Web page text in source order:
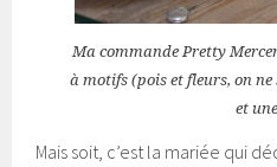
Ma commande Pretty
à motifs (pois et fleurs, on
et
Mais soit, c’est la mariée qui